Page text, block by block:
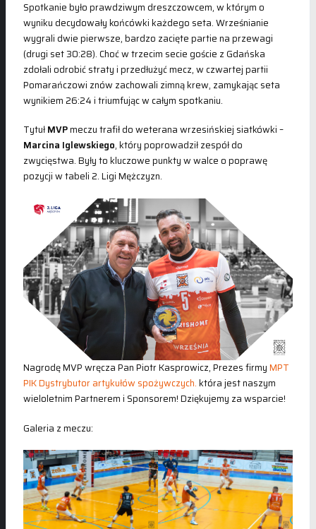
Spotkanie było prawdziwym dreszczowcem, w którym o
wyniku decydowały końcówki każdego seta. Wrześnianie
wygrali dwie pierwsze, bardzo zacięte partie na przewagi
(drugi set 30:28). Choć w trzecim secie goście z Gdańska
zdołali odrobić straty i przedłużyć mecz, w czwartej partii
Pomarańczowi znów zachowali zimną krew, zamykając seta
wynikiem 26:24 i triumfując w całym spotkaniu.
TytułMVPmeczu trafił do weterana wrzesińskiej siatkówki –
Marcina Iglewskiego, który poprowadził zespół do
zwycięstwa. Były to kluczowe punkty w walce o poprawę
pozycji w tabeli 2. Ligi Mężczyzn.
Nagrodę MVP wręcza Pan Piotr Kasprowicz, Prezes firmyMPT
PIK Dystrybutor artykułów spożywczych.która jest naszym
wieloletnim Partnerem i Sponsorem! Dziękujemy za wsparcie!
Galeria z meczu: